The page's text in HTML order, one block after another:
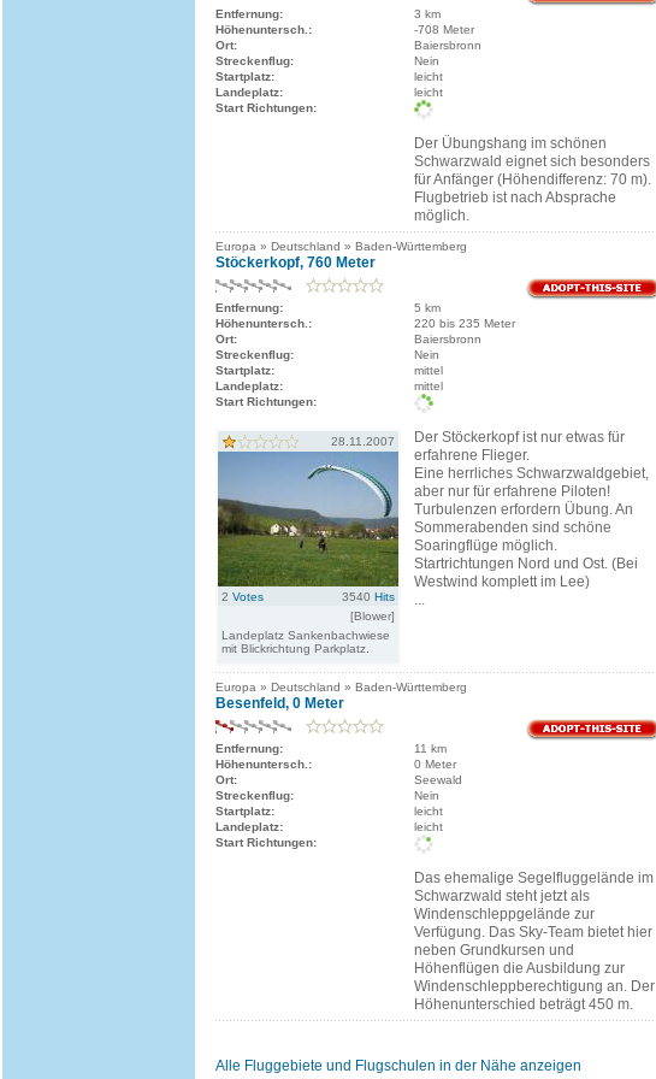
Entfernung:
3 km
Höhenuntersch.:
-708 Meter
Ort:
Baiersbronn
Streckenflug:
Nein
Startplatz:
leicht
Landeplatz:
leicht
Start Richtungen:
Der Übungshang im schönen
Schwarzwald eignet sich besonders
für Anfänger (Höhendifferenz: 70 m).
Flugbetrieb ist nach Absprache
möglich.
Europa » Deutschland » Baden-Württemberg
Stöckerkopf, 760 Meter
Entfernung:
5 km
Höhenuntersch.:
220 bis 235 Meter
Ort:
Baiersbronn
Streckenflug:
Nein
Startplatz:
mittel
Landeplatz:
mittel
Start Richtungen:
28.11.2007
2 Votes 3540 Hits
[Blower]
Landeplatz Sankenbachwiese
mit Blickrichtung Parkplatz.
Der Stöckerkopf ist nur etwas für
erfahrene Flieger.
Eine herrliches Schwarzwaldgebiet,
aber nur für erfahrene Piloten!
Turbulenzen erfordern Übung. An
Sommerabenden sind schöne
Soaringflüge möglich.
Startrichtungen Nord und Ost. (Bei
Westwind komplett im Lee)
...
Europa » Deutschland » Baden-Württemberg
Besenfeld, 0 Meter
Entfernung:
11 km
Höhenuntersch.:
0 Meter
Ort:
Seewald
Streckenflug:
Nein
Startplatz:
leicht
Landeplatz:
leicht
Start Richtungen:
Das ehemalige Segelfluggelände im
Schwarzwald steht jetzt als
Windenschleppgelände zur
Verfügung. Das Sky-Team bietet hier
neben Grundkursen und
Höhenflügen die Ausbildung zur
Windenschleppberechtigung an. Der
Höhenunterschied beträgt 450 m.
Alle Fluggebiete und Flugschulen in der Nähe anzeigen